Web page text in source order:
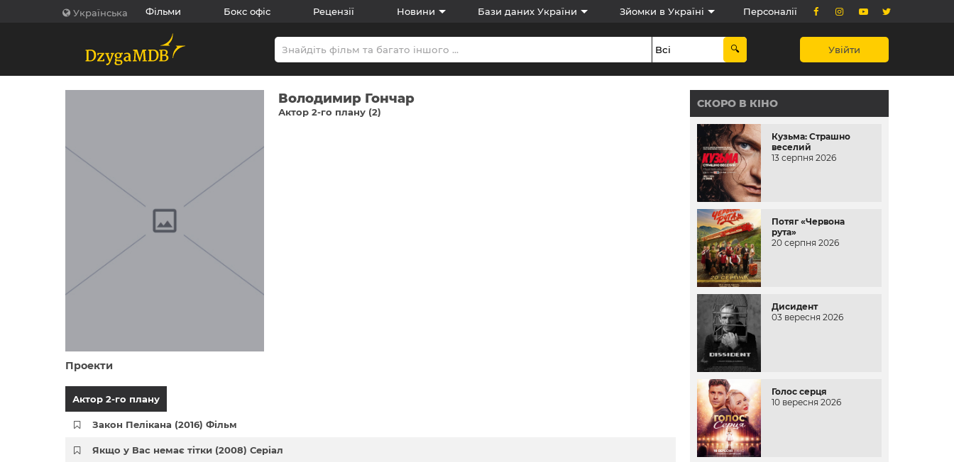
Українська Фільми Бокс офіс Рецензії Новини Бази даних України Зйомки в Україні Персоналії
Увійти
Володимир Гончар
Актор 2-го плану (2)
Проекти
Актор 2-го плану
Закон Пелікана (2016) Фільм
Якщо у Вас немає тітки (2008) Серіал
СКОРО В КІНО
Кузьма: Страшно
веселий
13 серпня 2026
Потяг «Червона
рута»
20 серпня 2026
Дисидент
03 вересня 2026
Голос серця
10 вересня 2026